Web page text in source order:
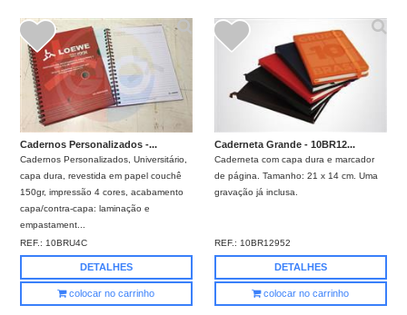
Cadernos Personalizados -...
Cadernos Personalizados, Universitário,
capa dura, revestida em papel couchê
150gr, impressão 4 cores, acabamento
capa/contra-capa: laminação e
empastament...
REF.: 10BRU4C
DETALHES
colocar no carrinho
Caderneta Grande - 10BR12...
Caderneta com capa dura e marcador
de página. Tamanho: 21 x 14 cm. Uma
gravação já inclusa.
REF.: 10BR12952
DETALHES
colocar no carrinho